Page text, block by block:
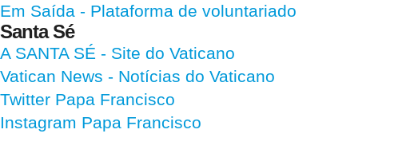
Em Saída - Plataforma de voluntariado
Santa Sé
A SANTA SÉ - Site do Vaticano
Vatican News - Notícias do Vaticano
Twitter Papa Francisco
Instagram Papa Francisco